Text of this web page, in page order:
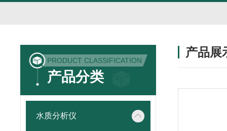
PRODUCT CLASSIFICATION
产品分类
水质分析仪
产品展